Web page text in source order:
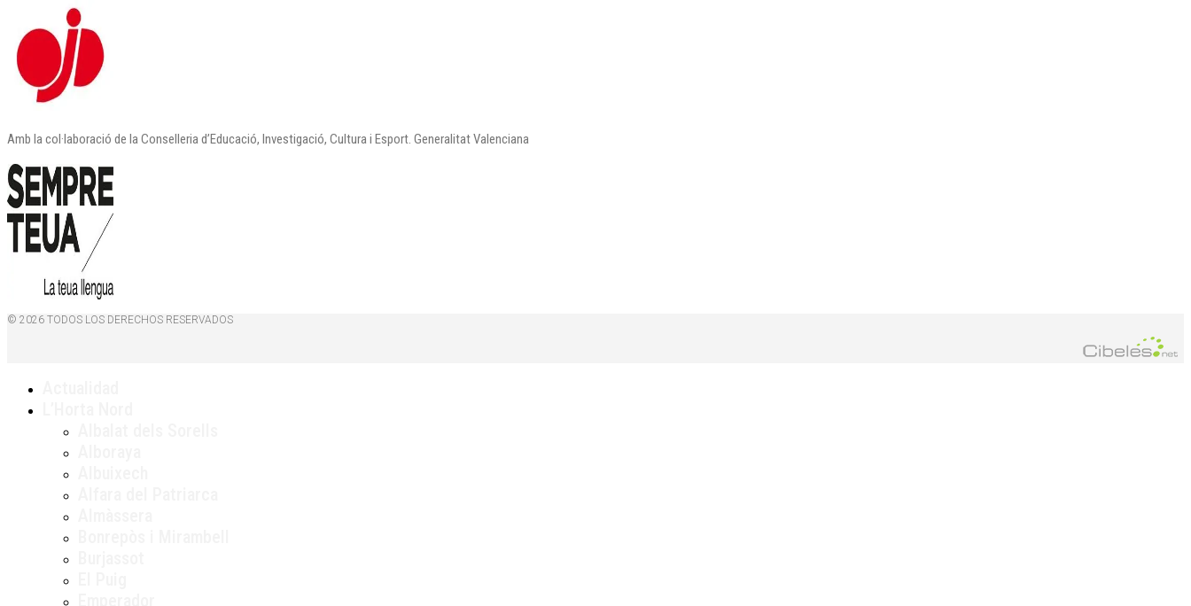
Amb la col·laboració de la Conselleria d’Educació, Investigació, Cultura i Esport. Generalitat Valenciana
© 2026 TODOS LOS DERECHOS RESERVADOS